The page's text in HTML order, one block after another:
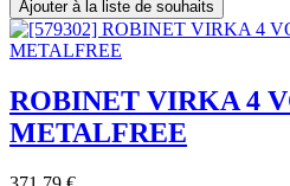
Ajouter à la liste de souhaits
ROBINET VIRKA 4
METALFREE